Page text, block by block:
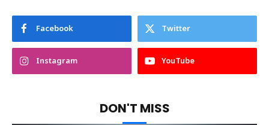
Facebook Twitter
Instagram YouTube
DON'T MISS